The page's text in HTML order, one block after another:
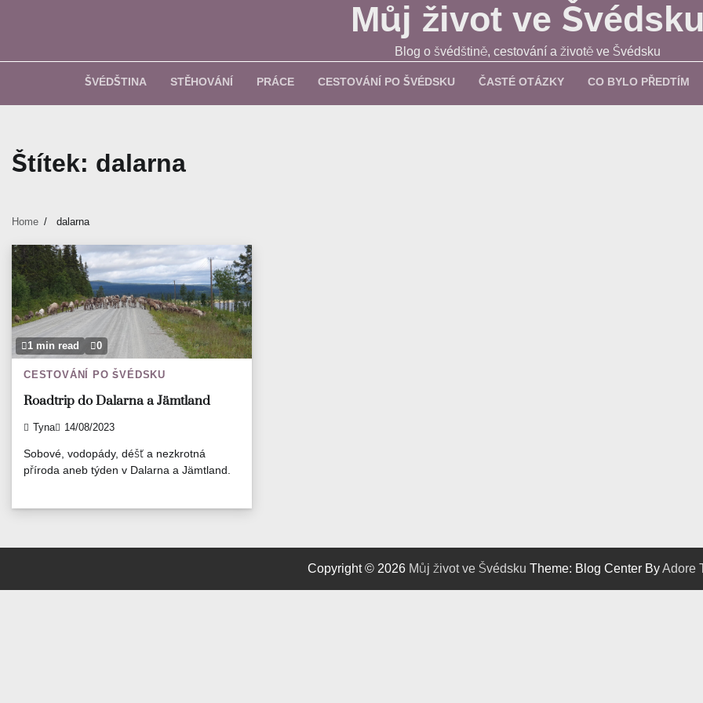
Můj život ve Švédsku
Blog o švédštině, cestování a životě ve Švédsku
ŠVÉDŠTINA STĚHOVÁNÍ PRÁCE CESTOVÁNÍ PO ŠVÉDSKU ČASTÉ OTÁZKY CO BYLO PŘEDTÍM
Štítek: dalarna
Home dalarna
1 min read 0
CESTOVÁNÍ PO ŠVÉDSKU
Roadtrip do Dalarna a Jämtland
Tyna 14/08/2023
Sobové, vodopády, déšť a nezkrotná
příroda aneb týden v Dalarna a Jämtland.
Copyright © 2026 Můj život ve Švédsku Theme: Blog Center ByAdore